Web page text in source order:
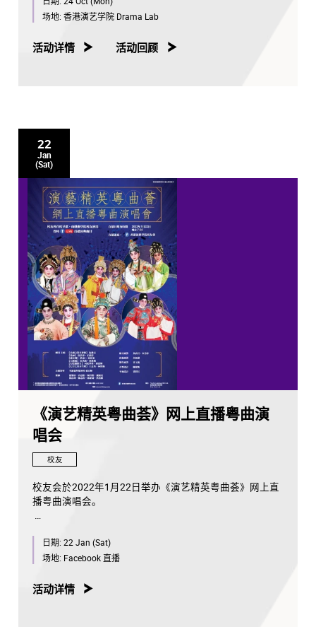
场地: 香港演艺学院 Drama Lab
活动详情 活动回顾
22
Jan
(Sat)
《演艺精英粤曲荟》网上直播粤曲演
唱会
校友
校友会於2022年1月22日举办《演艺精英粤曲荟》网上直
播粤曲演唱会。
日期: 22 Jan (Sat)
场地: Facebook 直播
活动详情